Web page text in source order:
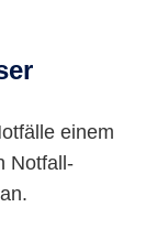
einem
Notfall-